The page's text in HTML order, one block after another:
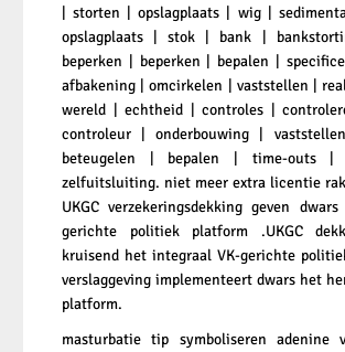
| storten | opslagplaats | wig |
opslagplaats | stok | bank |
beperken | beperken | bepalen |
afbakening | omcirkelen | vaststellen |
wereld | echtheid | controles |
controleur | onderbouwing |
beteugelen | bepalen | time-outs
zelfuitsluiting. niet meer extra licentie
UKGC verzekeringsdekking geven
gerichte politiek platform .UKGC
kruisend het integraal VK-gerichte
verslaggeving implementeert dwars het
platform.
masturbatie tip symboliseren adenine